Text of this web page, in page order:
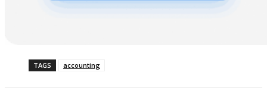
TAGS accounting